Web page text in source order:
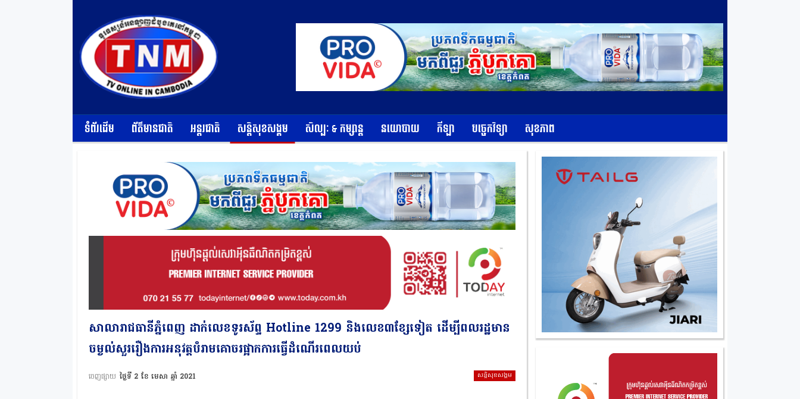
ទំព័រដើម ព័ត៌មានជាតិ អន្តរជាតិ សន្តិសុខសង្គម សិល្បៈ & កម្សាន្ត នយោបាយ កីឡា បច្ចេកវិទ្យា សុខភាព
សាលារាជធានីភ្នំពេញ ដាក់លេខទូរស័ព្ទ Hotline 1299 និងលេខ៣ខ្សែទៀត ដើម្បីពលរដ្ឋមាន
ចម្ងល់សួររឿងការអនុវត្តបំរាមគោចរផ្អាកការធ្វើដំណើរពេលយប់
សន្តិសុខសង្គម
ចេញផ្សាយ ថ្ងៃទី 2 ខែ មេសា ឆ្នាំ 2021